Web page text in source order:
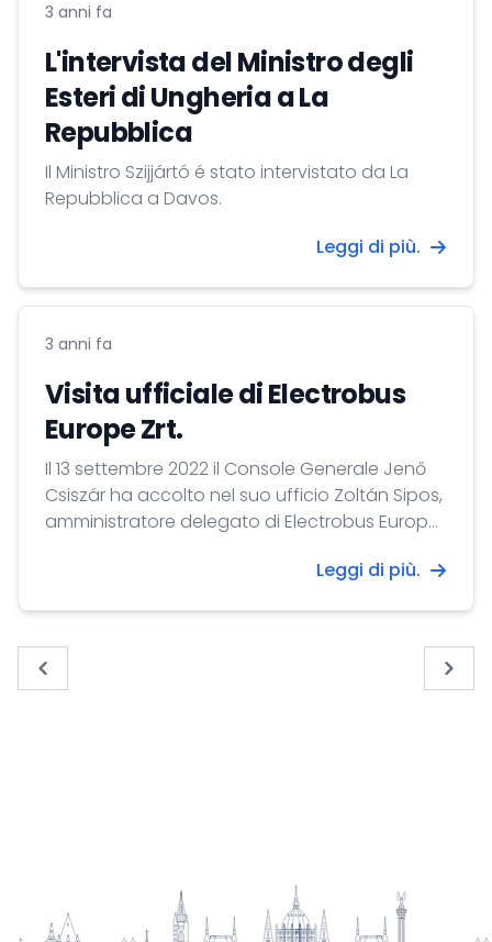
3 anni fa
L'intervista del Ministro degli
Esteri di Ungheria a La
Repubblica
Il Ministro Szijjártó é stato intervistato da La
Repubblica a Davos.
Leggi di più.
3 anni fa
Visita ufficiale di Electrobus
Europe Zrt.
Il 13 settembre 2022 il Console Generale Jenő
Csiszár ha accolto nel suo ufficio Zoltán Sipos,
amministratore delegato di Electrobus Europe
Leggi di più.
« Previous Next